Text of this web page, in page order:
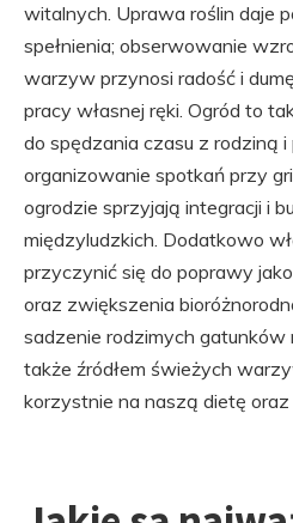
witalnych. Uprawa roślin daje
spełnienia; obserwowanie
warzyw przynosi radość i
pracy własnej ręki. Ogród to
do spędzania czasu z rodziną i
organizowanie spotkań przy
ogrodzie sprzyjają integracji i
międzyludzkich. Dodatkowo
przyczynić się do poprawy
oraz zwiększenia
sadzenie rodzimych gatunków
także źródłem świeżych
korzystnie na naszą dietę